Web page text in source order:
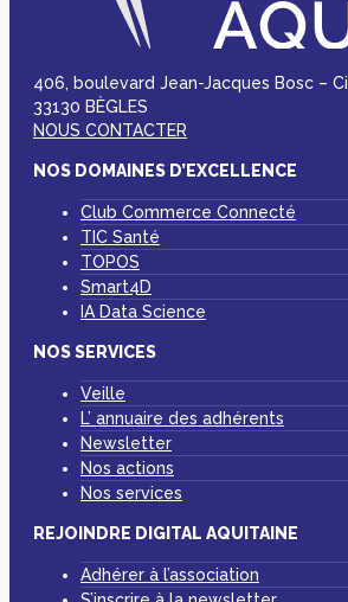
406, boulevard Jean-Jacques Bosc –
33130 BÈGLES
NOUS CONTACTER
NOS DOMAINES D’EXCELLENCE
Club Commerce Connecté
TIC Santé
TOPOS
Smart4D
IA Data Science
NOS SERVICES
Veille
L’ annuaire des adhérents
Newsletter
Nos actions
Nos services
REJOINDRE DIGITAL AQUITAINE
Adhérer à l’association